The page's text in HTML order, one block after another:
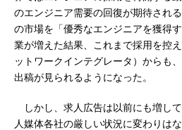
のエンジニア需要の回復が期待され
の市場を「優秀なエンジニアを獲得
業が増えた結果、これまで採用を控
ットワークインテグレータ）からも
出稿が見られるようになった。
しかし、求人広告は以前にも増し
人媒体各社の厳しい状況に変わりは